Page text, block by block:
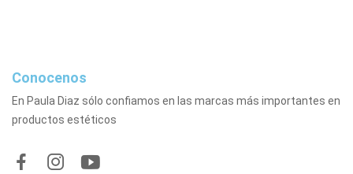
Conocenos
En Paula Diaz sólo confiamos en las marcas más importantes en
productos estéticos